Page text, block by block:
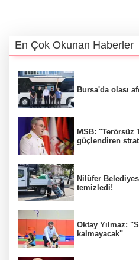
En Çok Okunan Haberler
Bursa'da olası
MSB: "Terörsüz
güçlendiren
Nilüfer
temizledi!
Oktay Yılmaz:
kalmayacak"